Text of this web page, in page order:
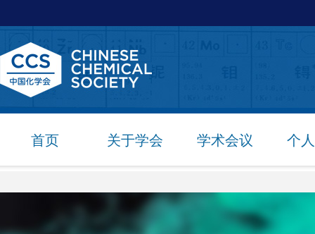
首页 关于学会 学术会议 个